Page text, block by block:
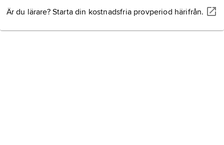
Är du lärare? Starta din kostnadsfria provperiod härifrån.